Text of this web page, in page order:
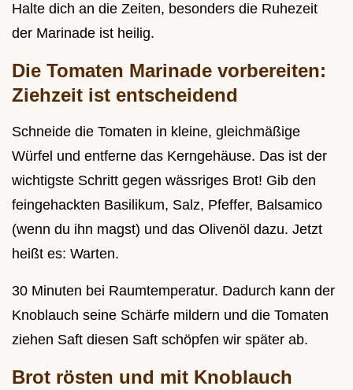
Halte dich an die Zeiten, besonders die Ruhezeit
der Marinade ist heilig.
Die Tomaten Marinade vorbereiten:
Ziehzeit ist entscheidend
Schneide die Tomaten in kleine, gleichmäßige
Würfel und entferne das Kerngehäuse. Das ist der
wichtigste Schritt gegen wässriges Brot! Gib den
feingehackten Basilikum, Salz, Pfeffer, Balsamico
(wenn du ihn magst) und das Olivenöl dazu. Jetzt
heißt es: Warten.
30 Minuten bei Raumtemperatur. Dadurch kann der
Knoblauch seine Schärfe mildern und die Tomaten
ziehen Saft diesen Saft schöpfen wir später ab.
Brot rösten und mit Knoblauch